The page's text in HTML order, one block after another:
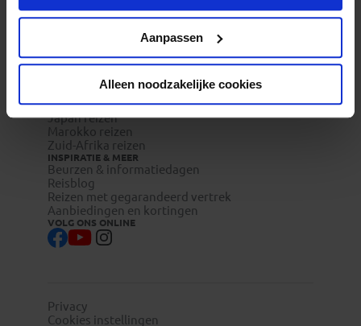
Aanpassen
Alleen noodzakelijke cookies
Groepsreizen
POPULAIRE GROEPSREIZEN
Vietnam reizen
Costa Rica reizen
Indonesie reizen
Japan reizen
Marokko reizen
Zuid-Afrika reizen
INSPIRATIE & MEER
Beurzen & informatiedagen
Reisblog
Reizen met gegarandeerd vertrek
Aanbiedingen en kortingen
VOLG ONS ONLINE
Privacy
Cookies instellingen